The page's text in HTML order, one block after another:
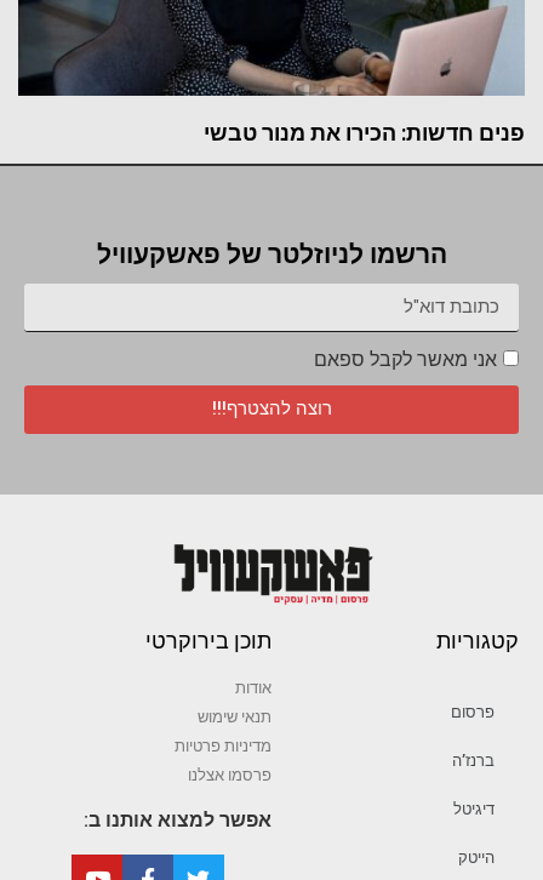
פנים חדשות: הכירו את מנור טבשי
הרשמו לניוזלטר של פאשקעוויל
אני מאשר לקבל ספאם
רוצה להצטרף!!!
קטגוריות
פרסום
ברנז’ה
דיגיטל
הייטק
תוכן בירוקרטי
אודות
תנאי שימוש
מדיניות פרטיות
פרסמו אצלנו
אפשר למצוא אותנו ב: